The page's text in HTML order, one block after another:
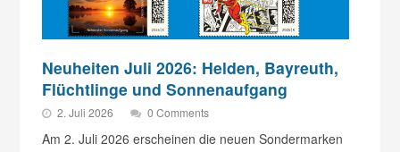
Neuheiten Juli 2026: Helden, Bayreuth,
Flüchtlinge und Sonnenaufgang
2. Juli 2026 0 Comments
Am 2. Juli 2026 erscheinen die neuen Sondermarken